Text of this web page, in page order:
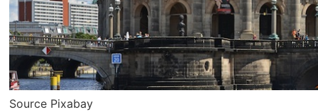
Source Pixabay